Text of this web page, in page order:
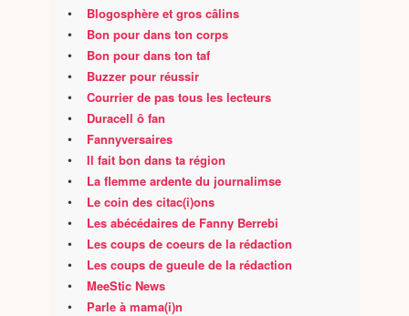
• Blogosphère et gros câlins
• Bon pour dans ton corps
• Bon pour dans ton taf
• Buzzer pour réussir
• Courrier de pas tous les lecteurs
• Duracell ô fan
• Fannyversaires
• Il fait bon dans ta région
• La flemme ardente du journalimse
• Le coin des citac(i)ons
• Les abécédaires de Fanny Berrebi
• Les coups de coeurs de la rédaction
• Les coups de gueule de la rédaction
• MeeStic News
• Parle à mama(i)n